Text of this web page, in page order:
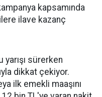
kapsamında
ilave kazanç
yarışı sürerken
dikkat çekiyor.
ilk emekli maaşını